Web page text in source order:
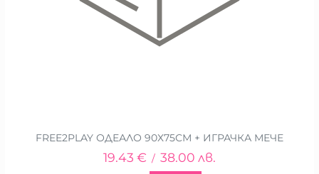
FREE2PLAY ОДЕАЛО 90Х75СМ + ИГРАЧКА МЕЧЕ
19.43 € / 38.00 лв.